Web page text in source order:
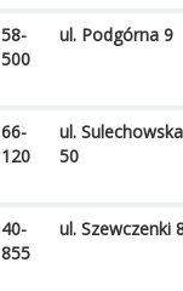
58-
500
ul. Podgórna 9
66-
120
ul. Sulechowska
50
40-
855
ul. Szewczenki